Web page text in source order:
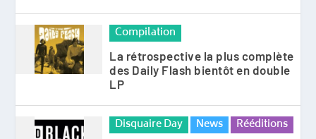
Compilation
La rétrospective la plus complète
des Daily Flash bientôt en double
LP
Disquaire Day News Rééditions